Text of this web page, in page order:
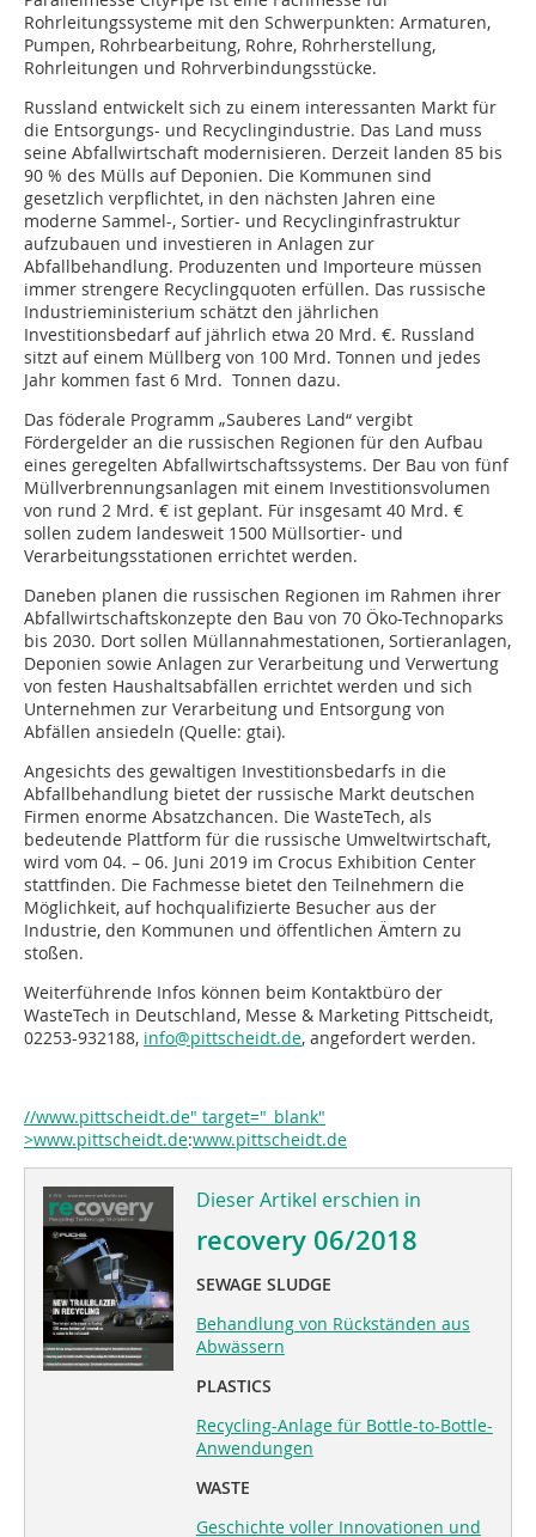
Rohrleitungssysteme mit den Schwerpunkten: Armaturen,
Pumpen, Rohrbearbeitung, Rohre, Rohrherstellung,
Rohrleitungen und Rohrverbindungsstücke.
Russland entwickelt sich zu einem interessanten Markt für
die Entsorgungs- und Recyclingindustrie. Das Land muss
seine Abfallwirtschaft modernisieren. Derzeit landen 85 bis
90 % des Mülls auf Deponien. Die Kommunen sind
gesetzlich verpflichtet, in den nächsten Jahren eine
moderne Sammel-, Sortier- und Recyclinginfrastruktur
aufzubauen und investieren in Anlagen zur
Abfallbehandlung. Produzenten und Importeure müssen
immer strengere Recyclingquoten erfüllen. Das russische
Industrieministerium schätzt den jährlichen
Investitionsbedarf auf jährlich etwa 20 Mrd. €. Russland
sitzt auf einem Müllberg von 100 Mrd. Tonnen und jedes
Jahr kommen fast 6 Mrd. Tonnen dazu.
Das föderale Programm „Sauberes Land“ vergibt
Fördergelder an die russischen Regionen für den Aufbau
eines geregelten Abfallwirtschaftssystems. Der Bau von fünf
Müllverbrennungsanlagen mit einem Investitionsvolumen
von rund 2 Mrd. € ist geplant. Für insgesamt 40 Mrd. €
sollen zudem landesweit 1500 Müllsortier- und
Verarbeitungsstationen errichtet werden.
Daneben planen die russischen Regionen im Rahmen ihrer
Abfallwirtschaftskonzepte den Bau von 70 Öko-Technoparks
bis 2030. Dort sollen Müllannahmestationen, Sortieranlagen,
Deponien sowie Anlagen zur Verarbeitung und Verwertung
von festen Haushaltsabfällen errichtet werden und sich
Unternehmen zur Verarbeitung und Entsorgung von
Abfällen ansiedeln (Quelle: gtai).
Angesichts des gewaltigen Investitionsbedarfs in die
Abfallbehandlung bietet der russische Markt deutschen
Firmen enorme Absatzchancen. Die WasteTech, als
bedeutende Plattform für die russische Umweltwirtschaft,
wird vom 04. – 06. Juni 2019 im Crocus Exhibition Center
stattfinden. Die Fachmesse bietet den Teilnehmern die
Möglichkeit, auf hochqualifizierte Besucher aus der
Industrie, den Kommunen und öffentlichen Ämtern zu
stoßen.
Weiterführende Infos können beim Kontaktbüro der
WasteTech in Deutschland, Messe & Marketing Pittscheidt,
02253-932188, info@pittscheidt.de, angefordert werden.
//www.pittscheidt.de" target="_blank"
>www.pittscheidt.de:www.pittscheidt.de
Dieser Artikel erschien in
recovery 06/2018
SEWAGE SLUDGE
Behandlung von Rückständen aus
Abwässern
PLASTICS
Recycling-Anlage für Bottle-to-Bottle-
Anwendungen
WASTE
Geschichte voller Innovationen und